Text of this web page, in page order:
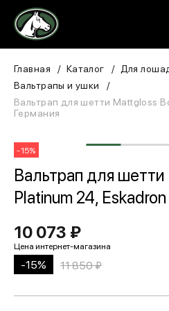
Москва
Для всадника
ЗООТОВАРЫ
Для собаки
Сувениры/Подарки
Главная Каталог Для
Вальтрапы и ушки
Вальтрап для шетти Mattgloss
Германия
-15%
Вальтрап для
Platinum 24,
10 073 ₽
-15% 11 850 ₽